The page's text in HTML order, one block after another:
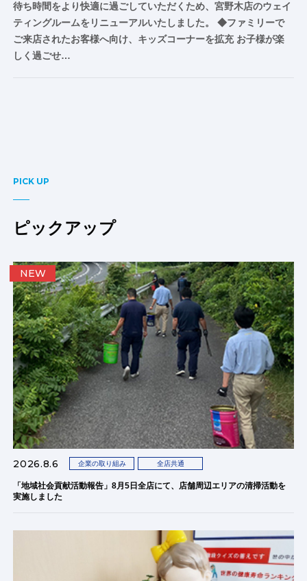
待ち時間をより快適に過ごしていただくため、宮野木店のウェイ
ティングルームをリニューアルいたしました。 ◆ファミリーで
ご来店されたお客様へ向け、キッズコーナーを拡充 お子様が楽
しく過ごせ…
PICK UP
ピックアップ
2026.8.6 企業の取り組み 全店共通
「地域社会貢献活動報告」8月5日全店にて、店舗周辺エリアの清掃活動を
実施しました
NEW